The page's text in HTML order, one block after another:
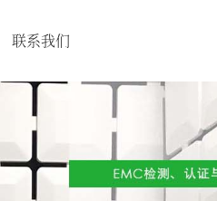
联系我们